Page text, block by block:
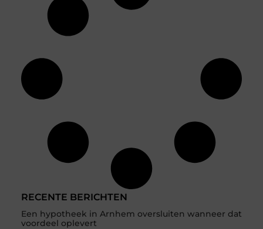
RECENTE BERICHTEN
Een hypotheek in Arnhem oversluiten wanneer dat
voordeel oplevert